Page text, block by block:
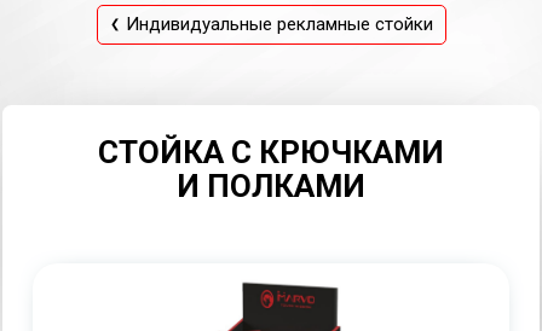
Индивидуальные рекламные стойки
СТОЙКА С КРЮЧКАМИ
И ПОЛКАМИ